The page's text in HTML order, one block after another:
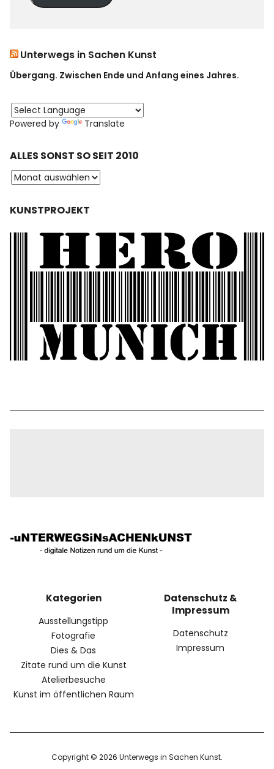
Unterwegs in Sachen Kunst
Übergang. Zwischen Ende und Anfang eines Jahres.
Powered by Translate
ALLES SONST SO SEIT 2010
KUNSTPROJEKT
Kategorien
Ausstellungstipp
Fotografie
Dies & Das
Zitate rund um die Kunst
Atelierbesuche
Kunst im öffentlichen Raum
Datenschutz &
Impressum
Datenschutz
Impressum
Copyright © 2026 Unterwegs in Sachen Kunst